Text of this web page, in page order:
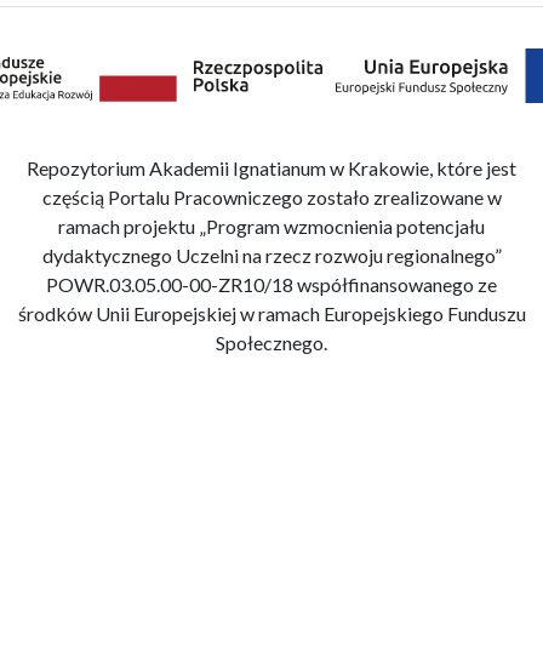
Repozytorium Akademii Ignatianum w Krakowie, które jest
częścią Portalu Pracowniczego zostało zrealizowane w
ramach projektu „Program wzmocnienia potencjału
dydaktycznego Uczelni na rzecz rozwoju regionalnego”
POWR.03.05.00-00-ZR10/18 współfinansowanego ze
środków Unii Europejskiej w ramach Europejskiego Funduszu
Społecznego.